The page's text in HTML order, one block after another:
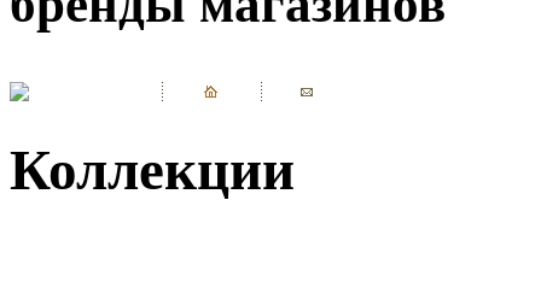
Коллекции